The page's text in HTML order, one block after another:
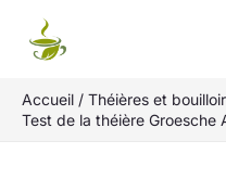
Accueil
Théières et
Test de la théière Groesche